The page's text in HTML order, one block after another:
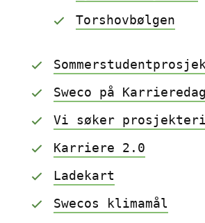
Torshovbølgen
Sweco på
Vi søker
Karriere 2.0
Ladekart
Swecos klimamål